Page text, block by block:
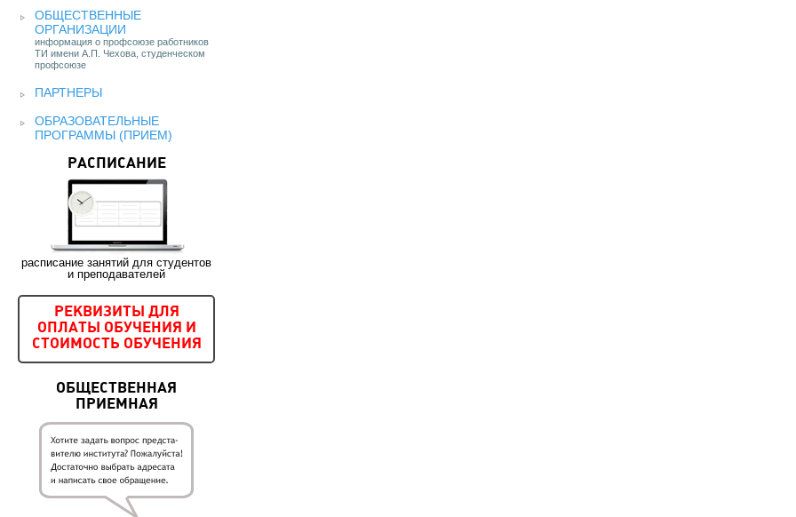
ОБЩЕСТВЕННЫЕ
ОРГАНИЗАЦИИ
информация о профсоюзе работников
ТИ имени А.П. Чехова, студенческом
профсоюзе
ПАРТНЕРЫ
ОБРАЗОВАТЕЛЬНЫЕ
ПРОГРАММЫ (ПРИЕМ)
РАСПИСАНИЕ
расписание занятий для студентов
и преподавателей
РЕКВИЗИТЫ ДЛЯ
ОПЛАТЫ ОБУЧЕНИЯ И
СТОИМОСТЬ ОБУЧЕНИЯ
ОБЩЕСТВЕННАЯ
ПРИЕМНАЯ